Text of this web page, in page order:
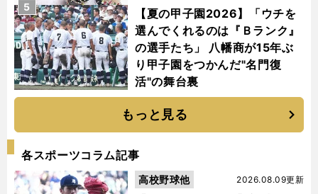
【夏の甲子園2026】「ウチを
選んでくれるのは『Ｂランク』
の選手たち」 八幡商が15年ぶ
り甲子園をつかんだ"名門復
活"の舞台裏
5
もっと見る
各スポーツコラム記事
2026.08.09更新
高校野球他